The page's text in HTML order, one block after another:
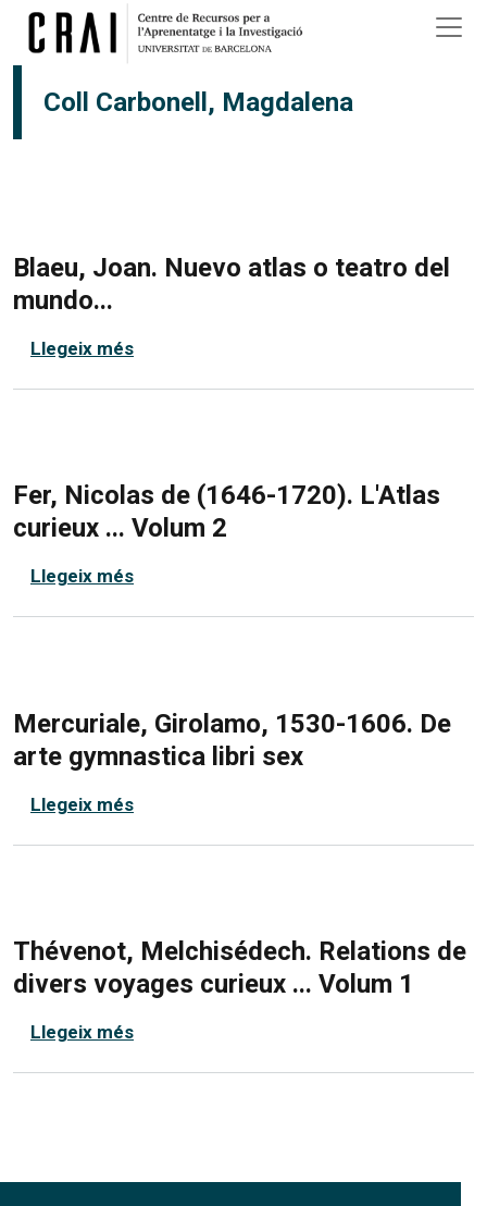
Vés al contingut
Coll Carbonell, Magdalena
Blaeu, Joan. Nuevo atlas o teatro del
mundo...
Llegeix méssobre Blaeu, Joan. Nuevo atlas o teatro
Fer, Nicolas de (1646-1720). L'Atlas
curieux ... Volum 2
Llegeix méssobre Fer, Nicolas de (1646-1720).
Mercuriale, Girolamo, 1530-1606. De
arte gymnastica libri sex
Llegeix méssobre Mercuriale, Girolamo, 1530-1606.
Thévenot, Melchisédech. Relations de
divers voyages curieux ... Volum 1
Llegeix méssobre Thévenot, Melchisédech.